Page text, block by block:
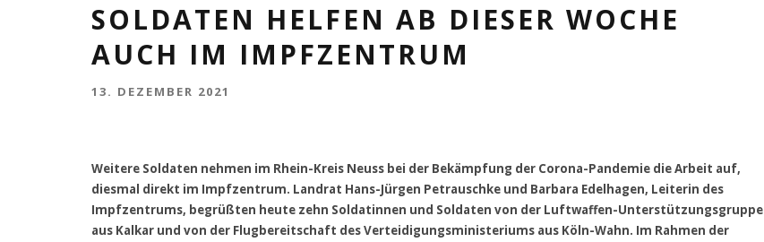
SOLDATEN HELFEN AB DIESER WOCHE
AUCH IM IMPFZENTRUM
13. DEZEMBER 2021
Weitere Soldaten nehmen im Rhein-Kreis Neuss bei der Bekämpfung der Corona-Pandemie die Arbeit auf,
diesmal direkt im Impfzentrum. Landrat Hans-Jürgen Petrauschke und Barbara Edelhagen, Leiterin des
Impfzentrums, begrüßten heute zehn Soldatinnen und Soldaten von der Luftwaffen-Unterstützungsgruppe
aus Kalkar und von der Flugbereitschaft des Verteidigungsministeriums aus Köln-Wahn. Im Rahmen der